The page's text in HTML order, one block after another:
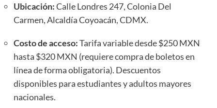
Ubicación:Calle Londres 247, Colonia Del
Carmen, Alcaldía Coyoacán, CDMX.
Costo de acceso:Tarifa variable desde $250 MXN
hasta $320 MXN (requiere compra de boletos en
línea de forma obligatoria). Descuentos
disponibles para estudiantes y adultos mayores
nacionales.